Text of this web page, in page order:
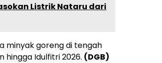
Listrik Nataru dari
minyak goreng di tengah
hingga Idulfitri 2026. (DGB)